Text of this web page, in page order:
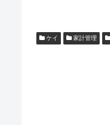
ケイ 家計管理